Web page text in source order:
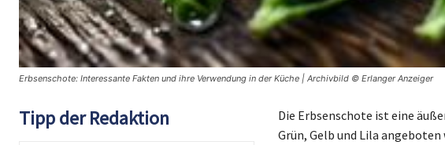
Erbsenschote: Interessante Fakten und ihre Verwendung in der Küche | Archivbild © Erlanger Anzeiger
Tipp der Redaktion
Die Erbsenschote ist eine
Grün, Gelb und Lila